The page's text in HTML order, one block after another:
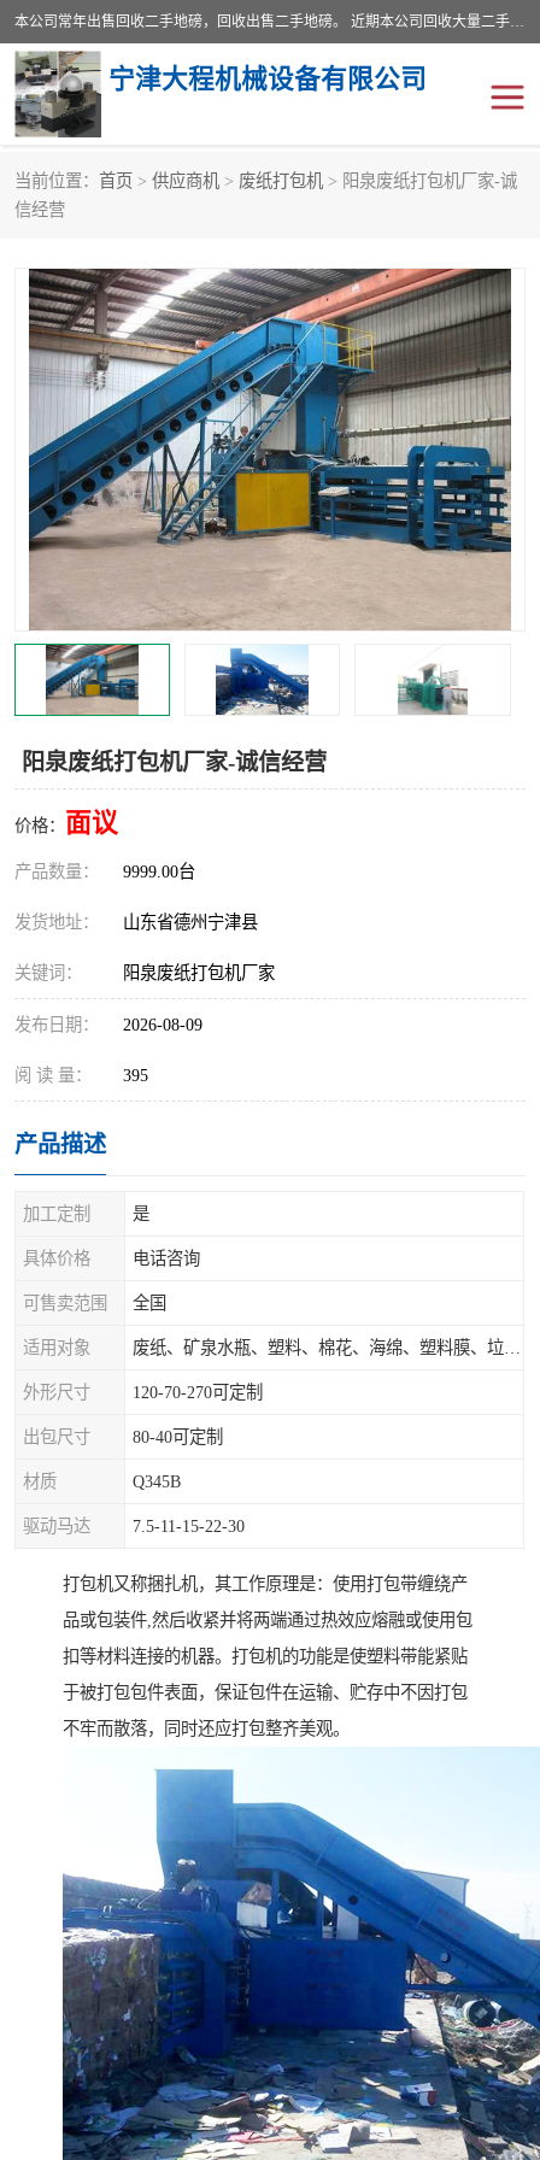
本公司常年出售回收二手地磅，回收出售二手地磅。 近期本公司回收大量二手地磅，型号齐全，宽度从2米到3.5米，长度5米到25米，承重吨位从10到200吨，成色7—9成新。 ? 使用年限6个月至2年，产品来源于个人闲置品，工矿企业停用品，因小换大而来。 精准度和新的一样， 二手地磅是内行人的选择，打个电话就省钱朋友您好等什么
宁津大程机械设备有限公司
当前位置： 首页 > 供应商机 > 废纸打包机 > 阳泉废纸打包机厂家-诚
信经营
阳泉废纸打包机厂家-诚信经营
价格： 面议
产品数量： 9999.00台
发货地址： 山东省德州宁津县
关键词： 阳泉废纸打包机厂家
发布日期： 2026-08-09
阅 读 量： 395
产品描述
加工定制 是
具体价格 电话咨询
可售卖范围 全国
适用对象
外形尺寸 120-70-270可定制
出包尺寸 80-40可定制
材质 Q345B
驱动马达 7.5-11-15-22-30
打包机又称捆扎机，其工作原理是：使用打包带缠绕产
品或包装件,然后收紧并将两端通过热效应熔融或使用包
扣等材料连接的机器。打包机的功能是使塑料带能紧贴
于被打包包件表面，保证包件在运输、贮存中不因打包
不牢而散落，同时还应打包整齐美观。
地磅
地磅传感器 废纸打包机
烘干机 食品烘干机
装载机电子秤 输送机
半自动输送机 全自动输送机
冷却塔 食品螺旋塔
塑料撕碎机 金属撕碎机